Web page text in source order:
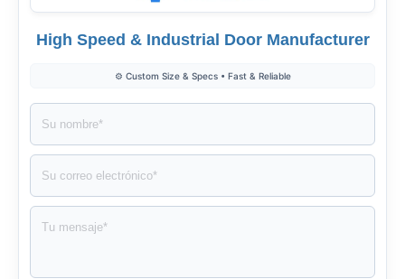
High Speed & Industrial Door Manufacturer
⚙️ Custom Size & Specs • Fast & Reliable